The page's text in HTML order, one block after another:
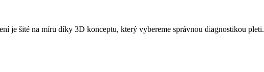
je šité na míru díky 3D konceptu, který vybereme správnou diagnostikou pleti.